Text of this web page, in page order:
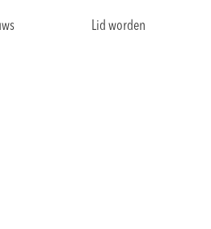
Lid worden